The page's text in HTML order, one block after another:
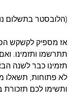
(הלובסטר בתשלום
אז מספיק לקשקש
תתרשמו ותזמינו.
תזמינו כבר לשנה
לא פתוחות, תשאלו
ותשימו לכם תזכורת